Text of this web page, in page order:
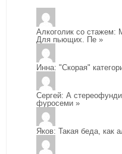
Алкоголик со стажем:
Для пьющих. Пе »
Инна: "Скорая"
Сергей: А
фуросеми »
Яков: Такая беда, как